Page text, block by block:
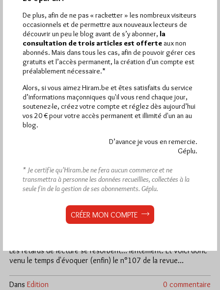
Le Maillon n°107
Les retards de lecture se résorbent... lentement. Et voici donc
venu le temps d'évoquer (enfin) le n°107 de la revue…
Dans Edition 0 commentaire
De plus, afin de ne pas « racketter » les nombreux visiteurs
occasionnels et de permettre aux nouveaux lecteurs de
découvrir un peu le blog avant de s’y abonner, la
consultation de trois articles est offerte aux non
abonnés. Mais dans tous les cas, afin de pouvoir gérer ces
gratuits et l’accès permanent, la création d'un compte est
préalablement nécessaire.*
Alors, si vous aimez Hiram.be et êtes satisfaits du service
d’informations maçonniques qu'il vous rend chaque jour,
soutenez-le, créez votre compte et réglez dès aujourd’hui
vos 20 € pour votre accès permanent et illimité d'un an au
blog.
D’avance je vous en remercie.
Géplu.
* Je certifie qu’Hiram.be ne fera aucun commerce et ne
transmettra à personne les données recueillies, collectées à la
seule fin de la gestion de ses abonnements. Géplu.
CRÉER MON COMPTE